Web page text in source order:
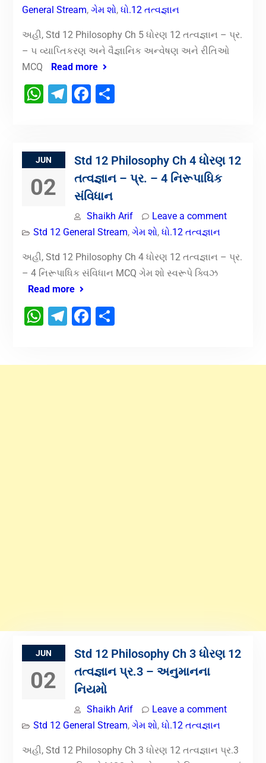
General Stream, ગેમ શો, ધો.12 તત્વજ્ઞાન
અહી, Std 12 Philosophy Ch 5 ધોરણ 12 તત્વજ્ઞાન – પ્ર.
– ૫ વ્યાપ્તિકરણ અને વૈજ્ઞાનિક અન્વેષણ અને રીતિઓ
MCQ
Read more
WhatsApp
Telegram
Facebook
Share
JUN
02
Std 12 Philosophy Ch 4 ધોરણ 12
તત્વજ્ઞાન – પ્ર. – 4 નિરૂપાધિક
સંવિધાન
Shaikh Arif
Leave a comment
Std 12 General Stream, ગેમ શો, ધો.12 તત્વજ્ઞાન
અહી, Std 12 Philosophy Ch 4 ધોરણ 12 તત્વજ્ઞાન – પ્ર.
– 4 નિરૂપાધિક સંવિધાન MCQ ગેમ શો સ્વરૂપે ક્વિઝ
Read more
WhatsApp
Telegram
Facebook
Share
JUN
02
Std 12 Philosophy Ch 3 ધોરણ 12
તત્વજ્ઞાન પ્ર.3 – અનુમાનના
નિયમો
Shaikh Arif
Leave a comment
Std 12 General Stream, ગેમ શો, ધો.12 તત્વજ્ઞાન
અહી, Std 12 Philosophy Ch 3 ધોરણ 12 તત્વજ્ઞાન પ્ર.3